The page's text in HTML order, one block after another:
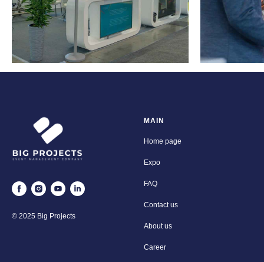
© 2025 Big Projects
MAIN
Home page
Expo
FAQ
Contact us
About us
Career